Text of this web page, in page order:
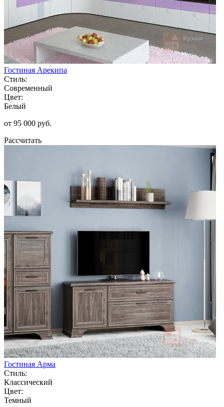
Гостиная Арекипа
Стиль:
Современный
Цвет:
Белый
от 95 000 руб.
Рассчитать
Гостиная Арма
Стиль:
Классический
Цвет:
Темный